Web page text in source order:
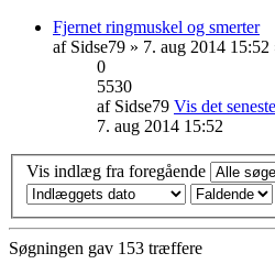
Fjernet ringmuskel og smerter
af Sidse79 » 7. aug 2014 15:52
0
5530
af Sidse79 Vis det
7. aug 2014 15:52
Vis indlæg fra foregående
Søgningen gav 153 træffere